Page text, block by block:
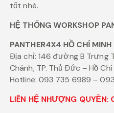
tốt nhé.
HỆ THỐNG WORKSHOP
PANTHER4X4 HỒ CHÍ MINH
Địa chỉ: 146 đường B Trưng
Chánh, TP. Thủ Đức – Hồ Chí
Hotline: 093 735 6989 –
LIÊN HỆ NHƯỢNG